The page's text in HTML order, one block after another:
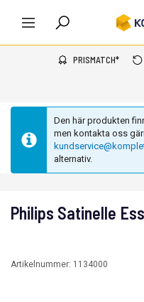
PRISMATCH*
Den här produkten
men kontakta oss
alternativ.
Philips Satinelle
Artikelnummer: 1134000